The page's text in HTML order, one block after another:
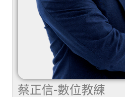
蔡正信-數位教練